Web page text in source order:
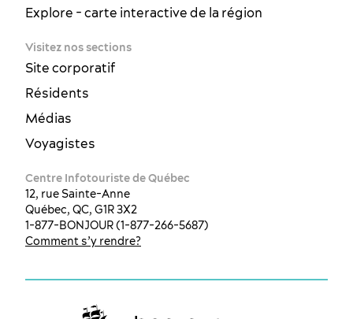
Explore - carte interactive de la région
Visitez nos sections
Site corporatif
Résidents
Médias
Voyagistes
Centre Infotouriste de Québec
12, rue Sainte-Anne
Québec, QC, G1R 3X2
1-877-BONJOUR (1-877-266-5687)
Comment s’y rendre?